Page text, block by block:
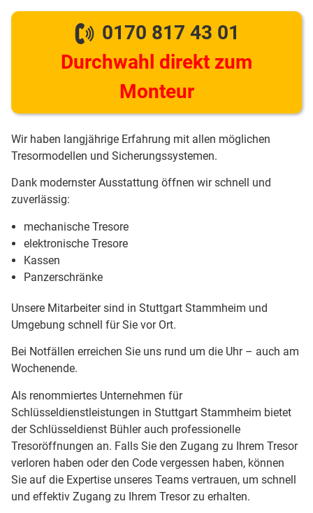
0170 817 43 01
Durchwahl direkt zum
Monteur
Wir haben langjährige Erfahrung mit allen möglichen
Tresormodellen und Sicherungssystemen.
Dank modernster Ausstattung öffnen wir schnell und
zuverlässig:
mechanische Tresore
elektronische Tresore
Kassen
Panzerschränke
Unsere Mitarbeiter sind in Stuttgart Stammheim und
Umgebung schnell für Sie vor Ort.
Bei Notfällen erreichen Sie uns rund um die Uhr – auch am
Wochenende.
Als renommiertes Unternehmen für
Schlüsseldienstleistungen in Stuttgart Stammheim bietet
der Schlüsseldienst Bühler auch professionelle
Tresoröffnungen an. Falls Sie den Zugang zu Ihrem Tresor
verloren haben oder den Code vergessen haben, können
Sie auf die Expertise unseres Teams vertrauen, um schnell
und effektiv Zugang zu Ihrem Tresor zu erhalten.